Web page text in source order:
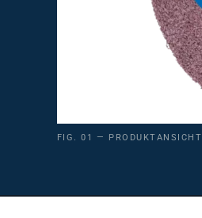
FIG. 01 — PRODUKTANSICHT